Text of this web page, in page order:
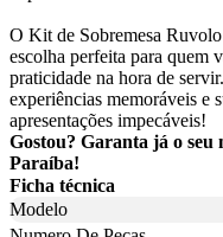
O Kit de Sobremesa
escolha perfeita para quem
praticidade na hora de
experiências memoráveis e
apresentações impecáveis!
Gostou? Garanta já o seu
Paraíba!
Ficha técnica
Modelo